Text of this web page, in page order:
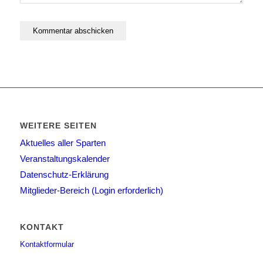
WEITERE SEITEN
Aktuelles aller Sparten
Veranstaltungskalender
Datenschutz-Erklärung
Mitglieder-Bereich (Login erforderlich)
KONTAKT
Kontaktformular